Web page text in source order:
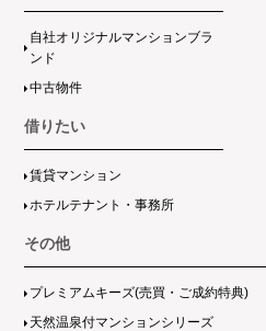
自社オリジナルマンションブラ
ンド
中古物件
借りたい
賃貸マンション
ホテルテナント・事務所
その他
プレミアムキーズ(売買・ご成約特典)
天然温泉付マンションシリーズ